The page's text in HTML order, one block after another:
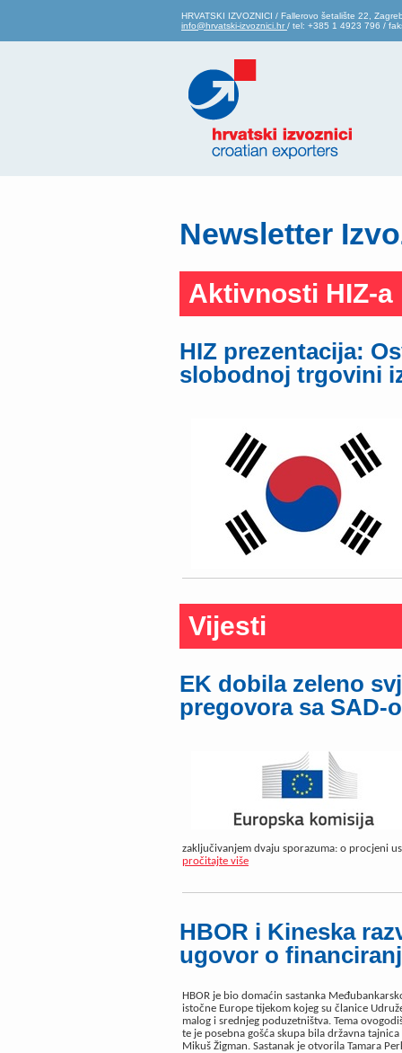
HRVATSKI IZVOZNICI / Fallerovo šetalište 22,
info@hrvatski-izvoznici.hr / tel: +385 1 4923 796 /
Newsletter
Aktivnosti HIZ-a
HIZ prezentacija:
slobodnoj trgovini
Vijesti
EK dobila zeleno
pregovora sa SAD-
zaključivanjem dvaju sporazuma: o procjeni
pročitajte više
HBOR i Kineska
ugovor o
HBOR je bio domaćin sastanka
istočne Europe tijekom kojeg su članice
malog i srednjeg poduzetništva. Tema
te je posebna gošća skupa bila državna
Mikuš Žigman. Sastanak je otvorila Tamara